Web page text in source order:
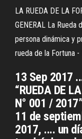
LA RUEDA DE LA
GENERAL La
persona dinámica y
rueda de la Fortuna
13 Sep 2017
“RUEDA DE
N° 001 /
11 de
2017, .... un